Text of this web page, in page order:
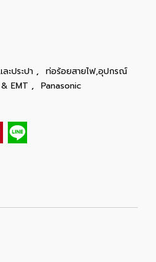
ะประปา , ท่อร้อยสายไฟ,อุปกรณ์
EMT , Panasonic